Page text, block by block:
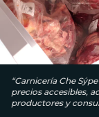
“Carnicería Che
precios accesibles,
productores y